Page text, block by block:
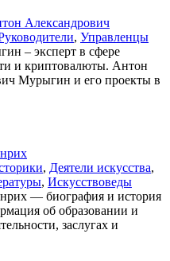
Александрович
, Управленцы
– эксперт в сфере
и криптовалюты. Антон
Мурыгин и его проекты в
, Деятели искусства,
, Искусствоведы
— биография и история
об образовании и
заслугах и